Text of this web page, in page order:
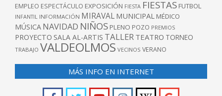
EMPLEO ESPECTÁCULO EXPOSICIÓN FIESTA FIESTAS FUTBOL
INFANTIL INFORMACIÓN MIRAVAL MUNICIPAL MÉDICO
MÚSICA NAVIDAD NIÑOS PLENO POZO PREMIOS
PROYECTO SALA AL-ARTIS TALLER TEATRO TORNEO
TRABAJO VALDEOLMOS VECINOS VERANO
MÁS INFO EN INTERNET